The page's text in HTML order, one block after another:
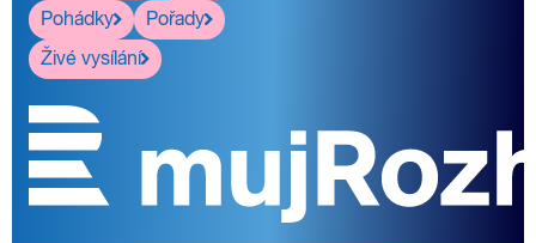
Pohádky
Pořady
Živé vysílání